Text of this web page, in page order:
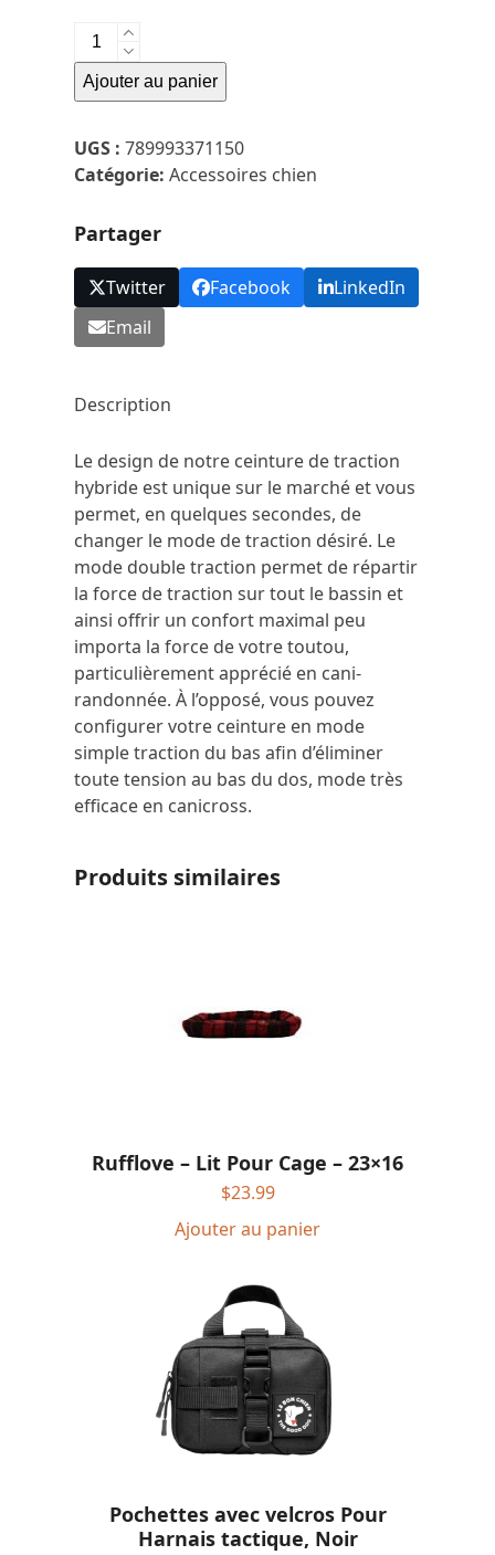
quantité
de
Nahak
Ceinture
Hybride
Ajouter au panier
UGS :789993371150
Catégorie:Accessoires chien
Partager
Twitter Facebook
LinkedIn
Email
Description
Le design de notre ceinture de traction
hybride est unique sur le marché et vous
permet, en quelques secondes, de
changer le mode de traction désiré. Le
mode double traction permet de répartir
la force de traction sur tout le bassin et
ainsi offrir un confort maximal peu
importa la force de votre toutou,
particulièrement apprécié en cani-
randonnée. À l’opposé, vous pouvez
configurer votre ceinture en mode
simple traction du bas afin d’éliminer
toute tension au bas du dos, mode très
efficace en canicross.
Produits similaires
Rufflove – Lit Pour Cage – 23×16
$23.99
Ajouter au panier
Pochettes avec velcros Pour
Harnais tactique, Noir